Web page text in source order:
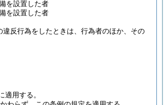
を設置した者
を設置した者
違反行為をしたときは、行為者のほか、その
適用する。